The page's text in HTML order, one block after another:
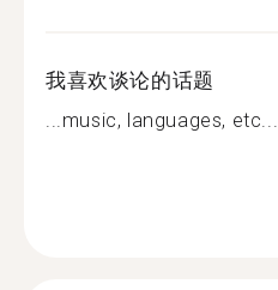
我喜欢谈论的话题
...music, languages, etc...